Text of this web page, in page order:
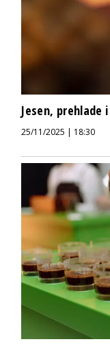
Jesen, prehlade
25/11/2025 | 18:30